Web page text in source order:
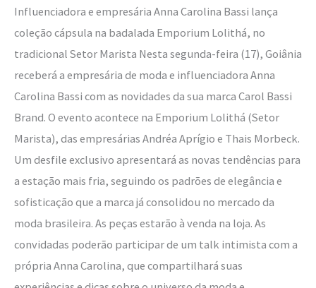
Influenciadora e empresária Anna Carolina Bassi lança
coleção cápsula na badalada Emporium Lolithá, no
tradicional Setor Marista Nesta segunda-feira (17), Goiânia
receberá a empresária de moda e influenciadora Anna
Carolina Bassi com as novidades da sua marca Carol Bassi
Brand. O evento acontece na Emporium Lolithá (Setor
Marista), das empresárias Andréa Aprígio e Thais Morbeck.
Um desfile exclusivo apresentará as novas tendências para
a estação mais fria, seguindo os padrões de elegância e
sofisticação que a marca já consolidou no mercado da
moda brasileira. As peças estarão à venda na loja. As
convidadas poderão participar de um talk intimista com a
própria Anna Carolina, que compartilhará suas
luxo
em
Goiânia